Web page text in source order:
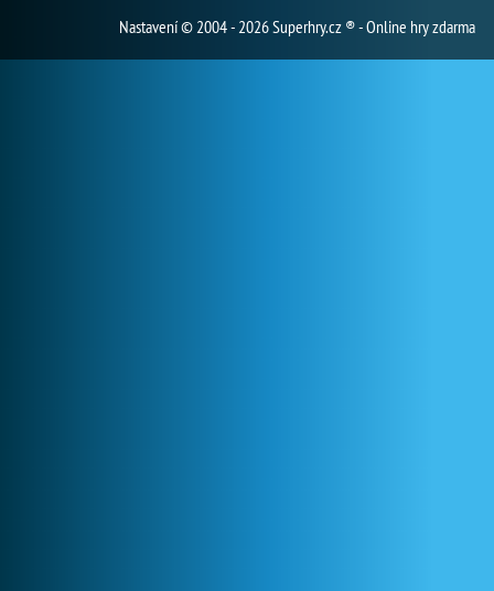
Nastavení© 2004 - 2026 Superhry.cz ® - Online hry zdarma